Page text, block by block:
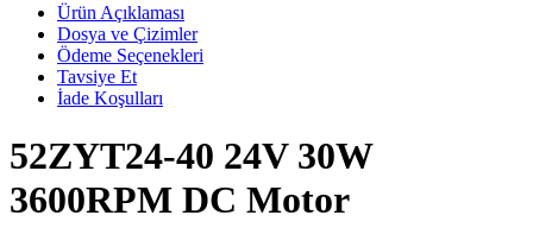
Ürün Açıklaması
Dosya ve Çizimler
Ödeme Seçenekleri
Tavsiye Et
İade Koşulları
52ZYT24-40 24V 30W
3600RPM DC Motor